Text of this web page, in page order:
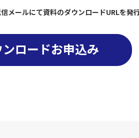
メールにて資料のダウンロードURLを発
ロードお申込み